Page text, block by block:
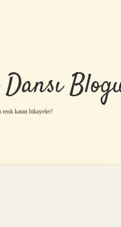
renk katan hikayeler!